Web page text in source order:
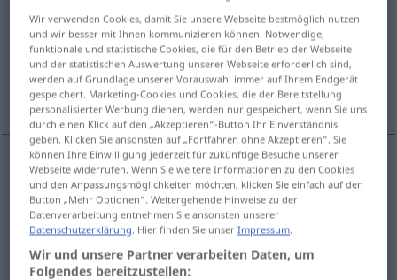
Übersicht aller Übersetzungen
(Für mehr Details die Übersetzung anklicken/antippen)
υπόσταση, διάρκεια, ύπαρξη
υπόστασηf Bestand das Existieren
ύπαρξηf Bestand das Existieren
διάρκειαf Bestand Fortdauer
Wir verwenden Cookies, damit Sie unsere Webseite bestmöglich nutzen
und wir besser mit Ihnen kommunizieren können. Notwendige,
funktionale und statistische Cookies, die für den Betrieb der Webseite
und der statistischen Auswertung unserer Webseite erforderlich sind,
werden auf Grundlage unserer Vorauswahl immer auf Ihrem Endgerät
gespeichert. Marketing-Cookies und Cookies, die der Bereitstellung
personalisierter Werbung dienen, werden nur gespeichert, wenn Sie uns
durch einen Klick auf den „Akzeptieren“-Button Ihr Einverständnis
geben. Klicken Sie ansonsten auf „Fortfahren ohne Akzeptieren“. Sie
können Ihre Einwilligung jederzeit für zukünftige Besuche unserer
Webseite widerrufen. Wenn Sie weitere Informationen zu den Cookies
und den Anpassungsmöglichkeiten möchten, klicken Sie einfach auf den
Button „Mehr Optionen“. Weitergehende Hinweise zu der
Datenverarbeitung entnehmen Sie ansonsten unserer
Datenschutzerklärung . Hier finden Sie unserImpressum
Wir und unsere Partner verarbeiten Daten, um
Folgendes bereitzustellen: